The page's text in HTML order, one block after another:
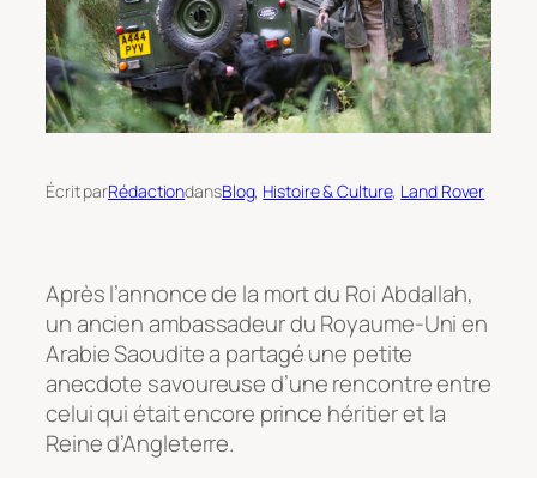
Écrit parRédactiondansBlog, Histoire & Culture, Land Rover
Après l’annonce de la mort du Roi Abdallah,
un ancien ambassadeur du Royaume-Uni en
Arabie Saoudite a partagé une petite
anecdote savoureuse d’une rencontre entre
celui qui était encore prince héritier et la
Reine d’Angleterre.